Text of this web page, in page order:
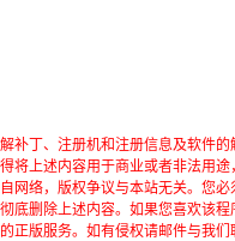
补丁、注册机和注册信息及软件
将上述内容用于商业或者非法用
网络，版权争议与本站无关。您
底删除上述内容。如果您喜欢该
正版服务。如有侵权请邮件与我们